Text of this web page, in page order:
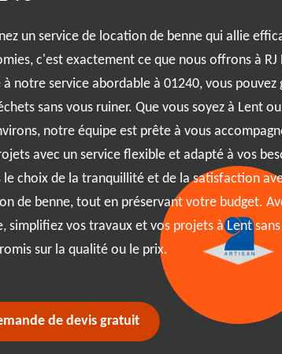
un service de location de benne qui allie
c'est exactement ce que nous offrons à RJ
à notre service abordable à 01240, vous pouvez
sans vous ruiner. Que vous soyez à Lent
notre équipe est prête à vous
avec un service flexible et adapté à vos
le choix de la tranquillité et de la satisfaction
de benne, tout en préservant votre budget.
simplifiez vos travaux et vos projets à Lent sans
sur la qualité ou le prix.
de devis gratuit